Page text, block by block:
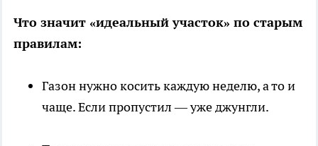
Что значит «идеальный участок» по старым
правилам:
Газон нужно косить каждую неделю, а то и
чаще. Если пропустил — уже джунгли.